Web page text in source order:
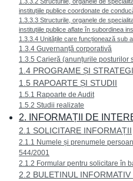
instituțiile publice coordonate de
1.3.3.3 Structurile, organele de
instituțiile publice aflate în subordinea
1.3.3.4 Unitățile care funcționează sub
1.3.4 Guvernanță corporativă
1.3.5 Carieră (anunțurile posturilor
1.4 PROGRAME ȘI
1.5 RAPOARTE ȘI STUDII
1.5.1 Rapoarte de Audit
1.5.2 Studii realizate
2. INFORMAȚII DE
2.1 SOLICITARE INFORMAȚII
2.1.1 Numele și prenumele
544/2001
2.1.2 Formular pentru solicitare în
2.2 BULETINUL